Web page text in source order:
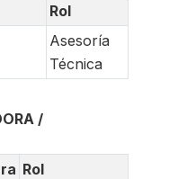
Rol
Asesoría
Técnica
/
Rol